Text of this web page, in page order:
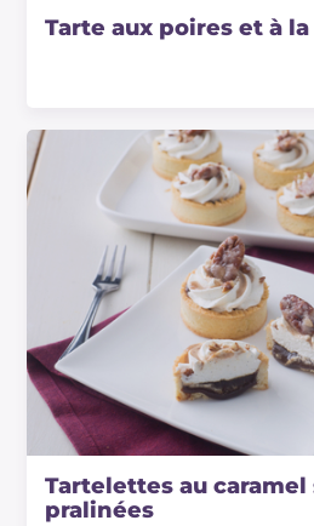
Tarte aux poires et à
Tartelettes au
pralinées